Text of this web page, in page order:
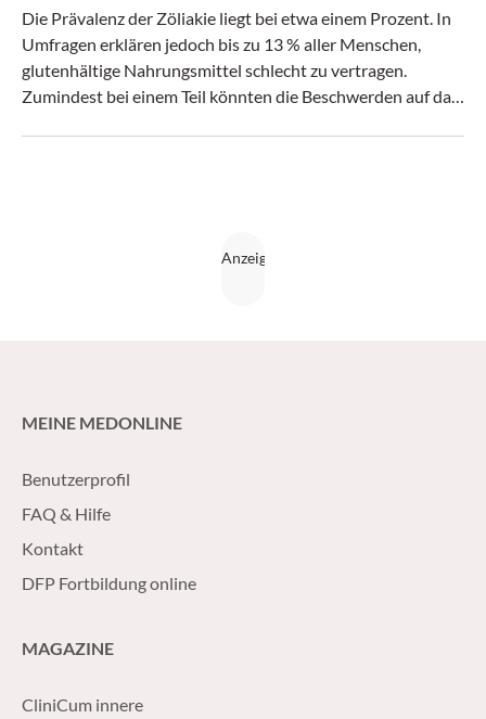
Die Prävalenz der Zöliakie liegt bei etwa einem Prozent. In
Umfragen erklären jedoch bis zu 13 % aller Menschen,
glutenhältige Nahrungsmittel schlecht zu vertragen.
Zumindest bei einem Teil könnten die Beschwerden auf das
MEINE MEDONLINE
Benutzerprofil
FAQ & Hilfe
Kontakt
DFP Fortbildung online
MAGAZINE
CliniCum innere